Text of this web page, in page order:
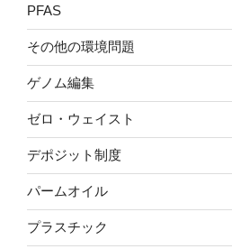
PFAS
その他の環境問題
ゲノム編集
ゼロ・ウェイスト
デポジット制度
パームオイル
プラスチック